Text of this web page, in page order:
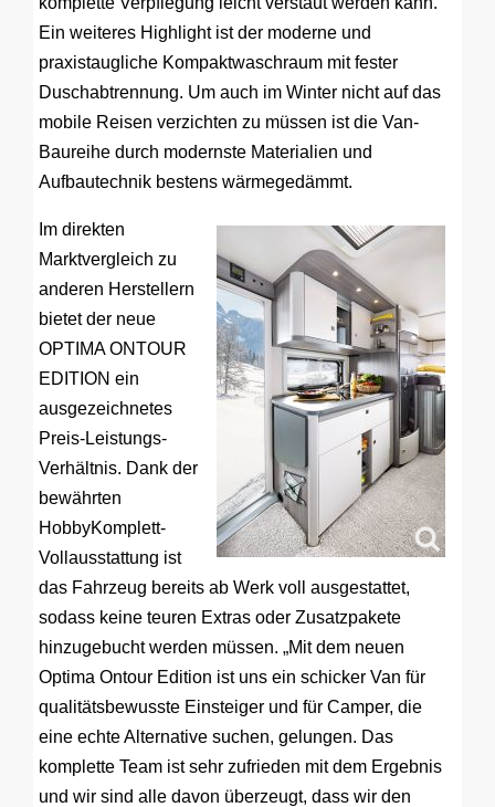
Ein weiteres Highlight ist der moderne und
praxistaugliche Kompaktwaschraum mit fester
Duschabtrennung. Um auch im Winter nicht auf das
mobile Reisen verzichten zu müssen ist die Van-
Baureihe durch modernste Materialien und
Aufbautechnik bestens wärmegedämmt.
Im direkten
Marktvergleich zu
anderen Herstellern
bietet der neue
OPTIMA ONTOUR
EDITION ein
ausgezeichnetes
Preis-Leistungs-
Verhältnis. Dank der
bewährten
HobbyKomplett-
Vollausstattung ist
das Fahrzeug bereits ab Werk voll ausgestattet,
sodass keine teuren Extras oder Zusatzpakete
hinzugebucht werden müssen. „Mit dem neuen
Optima Ontour Edition ist uns ein schicker Van für
qualitätsbewusste Einsteiger und für Camper, die
eine echte Alternative suchen, gelungen. Das
komplette Team ist sehr zufrieden mit dem Ergebnis
und wir sind alle davon überzeugt, dass wir den